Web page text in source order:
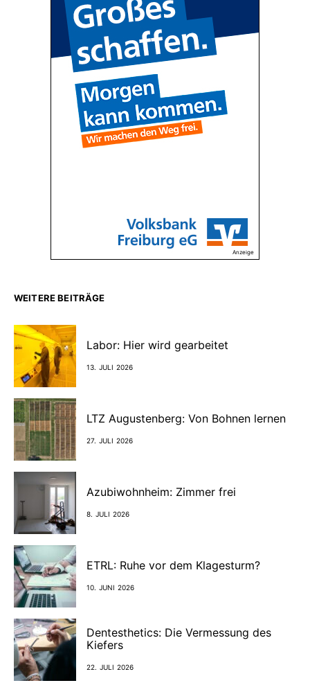
Anzeige
WEITERE BEITRÄGE
Labor: Hier wird gearbeitet
13. JULI 2026
LTZ Augustenberg: Von Bohnen lernen
27. JULI 2026
Azubiwohnheim: Zimmer frei
8. JULI 2026
ETRL: Ruhe vor dem Klagesturm?
10. JUNI 2026
Dentesthetics: Die Vermessung des
Kiefers
22. JULI 2026